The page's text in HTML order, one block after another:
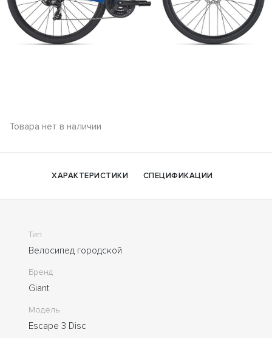
Товара нет в наличии
ХАРАКТЕРИСТИКИ СПЕЦИФИКАЦИИ
Тип
Велосипед городской
Бренд
Giant
Модель
Escape 3 Disc